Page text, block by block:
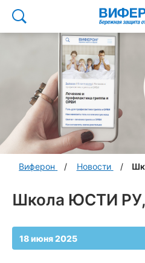
Виферон Новости
Школа ЮСТИ РУ,
18 июня 2025